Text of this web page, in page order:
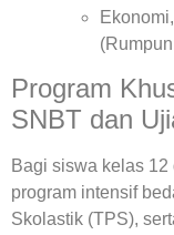
Program
SNBT dan
Bagi siswa kelas 12
program intensif
Skolastik (TPS),